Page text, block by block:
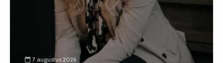
7 augustus 2026